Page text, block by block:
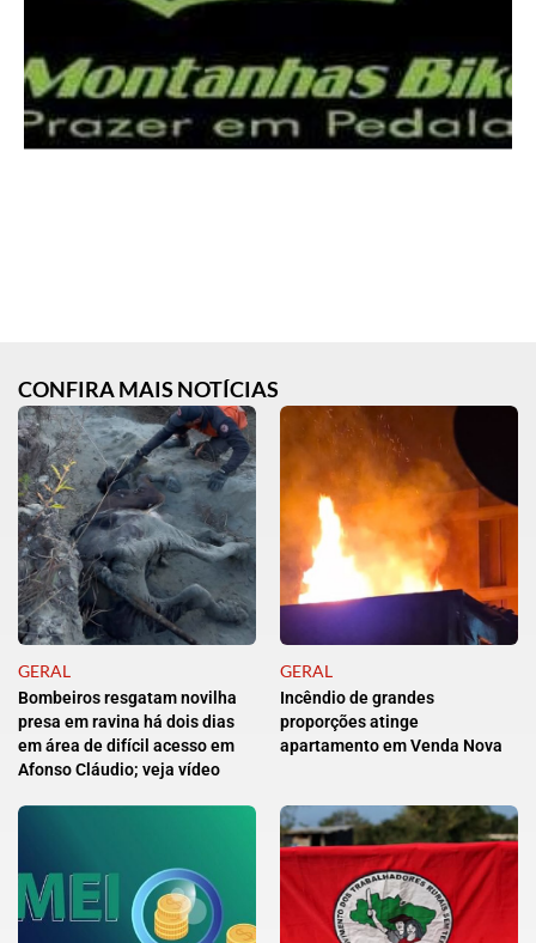
CONFIRA MAIS NOTÍCIAS
GERAL
Bombeiros resgatam novilha
presa em ravina há dois dias
em área de difícil acesso em
Afonso Cláudio; veja vídeo
GERAL
Incêndio de grandes
proporções atinge
apartamento em Venda Nova